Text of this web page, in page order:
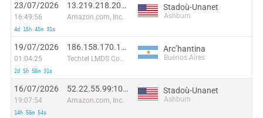
23/07/2026
16:49:56
4d 15h 45m 31s
13.219.218.205:31395
Amazon.com, Inc.
Stadoù-Unanet
Ashburn
19/07/2026
01:04:25
2d 5h 56m 31s
186.158.170.167:20772
Techtel LMDS Comunicaciones Interactivas S.A.
Arcʼhantina
Buenos Aires
16/07/2026
19:07:54
14h 56m 54s
52.22.55.99:10414
Amazon.com, Inc.
Stadoù-Unanet
Ashburn